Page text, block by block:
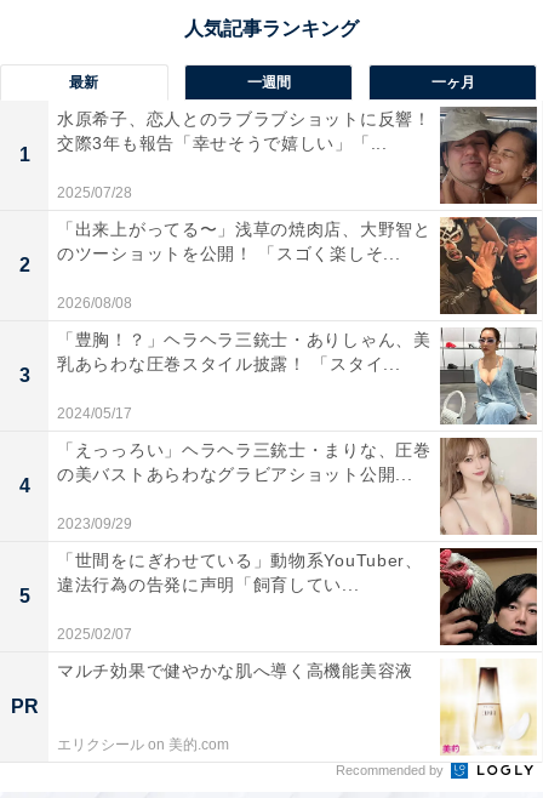
最新 一週間 一ヶ月
1
水原希子、恋人とのラブラブショットに反響！
交際3年も報告「幸せそうで嬉しい」「...
2025/07/28
2
「出来上がってる〜」浅草の焼肉店、大野智と
のツーショットを公開！ 「スゴく楽しそ...
2026/08/08
3
「豊胸！？」ヘラヘラ三銃士・ありしゃん、美
乳あらわな圧巻スタイル披露！ 「スタイ...
2024/05/17
4
「えっっろい」ヘラヘラ三銃士・まりな、圧巻
の美バストあらわなグラビアショット公開...
2023/09/29
5
「世間をにぎわせている」動物系YouTuber、
違法行為の告発に声明「飼育してい...
2025/02/07
PR
マルチ効果で健やかな肌へ導く高機能美容液
エリクシール on 美的.com
Recommended by